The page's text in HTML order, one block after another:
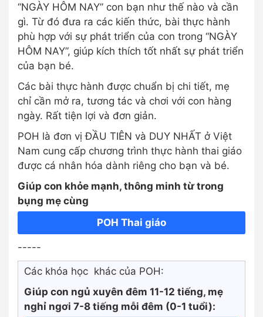
“NGÀY HÔM NAY” con bạn như thế nào và cần
gì. Từ đó đưa ra các kiến thức, bài thực hành
phù hợp với sự phát triển của con trong “NGÀY
HÔM NAY”, giúp kích thích tốt nhất sự phát triển
của bạn bé.
Các bài thực hành được chuẩn bị chi tiết, mẹ
chỉ cần mở ra, tương tác và chơi với con hàng
ngày. Rất tiện lợi và đơn giản.
POH là đơn vị ĐẦU TIÊN và DUY NHẤT ở Việt
Nam cung cấp chương trình thực hành thai giáo
được cá nhân hóa dành riêng cho bạn và bé.
Giúp con khỏe mạnh, thông minh từ trong
bụng mẹ cùng
POH Thai giáo
-----
Các khóa học khác của POH:
Giúp con ngủ xuyên đêm 11-12 tiếng, mẹ
nghỉ ngơi 7-8 tiếng mỗi đêm (0-1 tuổi):